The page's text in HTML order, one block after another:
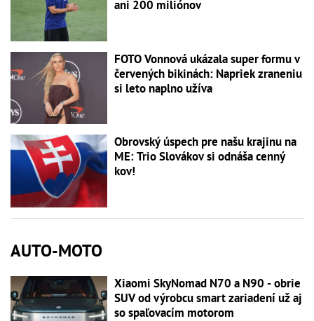
ani 200 miliónov
FOTO Vonnová ukázala super formu v
červených bikinách: Napriek zraneniu
si leto naplno užíva
Obrovský úspech pre našu krajinu na
ME: Trio Slovákov si odnáša cenný
kov!
AUTO-MOTO
Xiaomi SkyNomad N70 a N90 - obrie
SUV od výrobcu smart zariadení už aj
so spaľovacím motorom